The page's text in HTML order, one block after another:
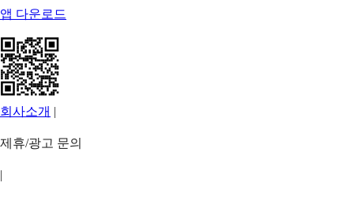
앱 다운로드
회사소개 |
제휴/광고 문의
|